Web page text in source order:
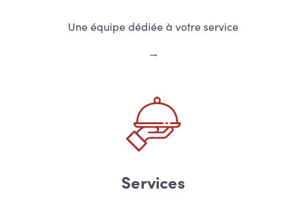
Une équipe dédiée à votre service
Services